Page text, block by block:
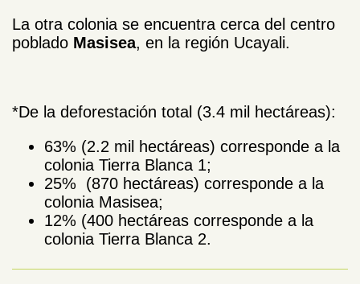
La otra colonia se encuentra cerca del centro
poblado Masisea, en la región Ucayali.
*De la deforestación total (3.4 mil hectáreas):
63% (2.2 mil hectáreas) corresponde a la
colonia Tierra Blanca 1;
25% (870 hectáreas) corresponde a la
colonia Masisea;
12% (400 hectáreas corresponde a la
colonia Tierra Blanca 2.